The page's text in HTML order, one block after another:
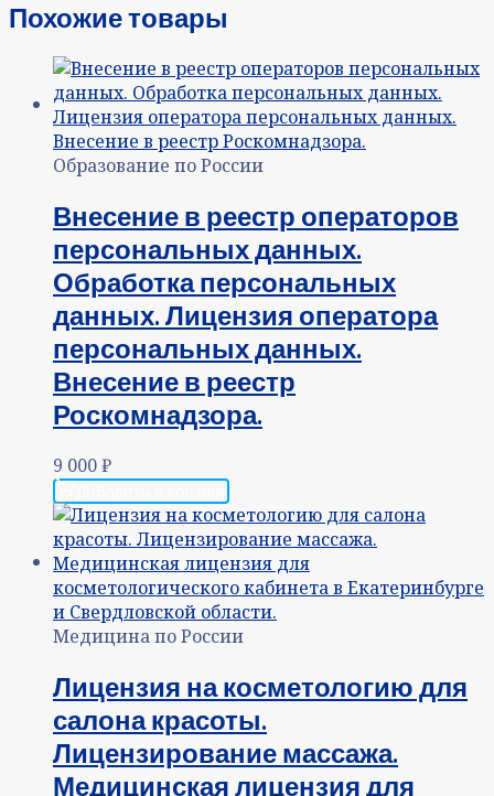
Похожие товары
Образование по России
Внесение в реестр операторов
персональных данных.
Обработка персональных
данных. Лицензия оператора
персональных данных.
Внесение в реестр
Роскомнадзора.
9 000₽
Медицина по России
Лицензия на косметологию для
салона красоты.
Лицензирование массажа.
Медицинская лицензия для